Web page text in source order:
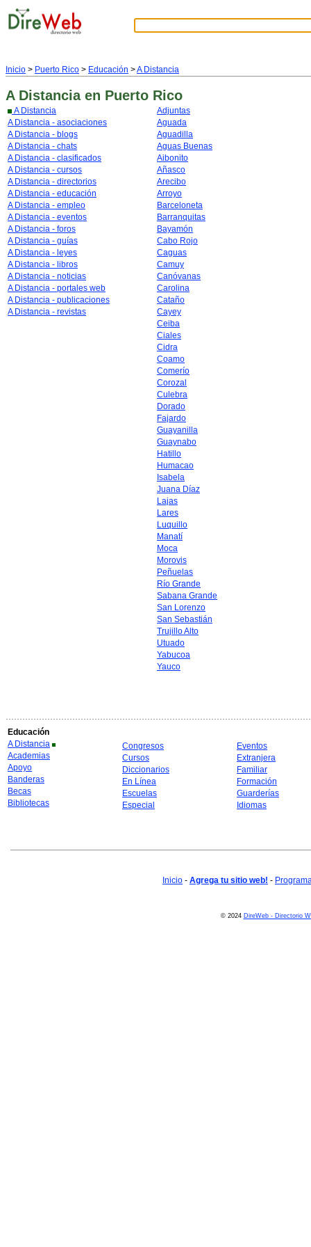
Inicio > Puerto Rico > Educación >A Distancia
A Distancia en Puerto Rico
A Distancia
A Distancia - asociaciones
A Distancia - blogs
A Distancia - chats
A Distancia - clasificados
A Distancia - cursos
A Distancia - directorios
A Distancia - educación
A Distancia - empleo
A Distancia - eventos
A Distancia - foros
A Distancia - guías
A Distancia - leyes
A Distancia - libros
A Distancia - noticias
A Distancia - portales web
A Distancia - publicaciones
A Distancia - revistas
Adjuntas
Aguada
Aguadilla
Aguas Buenas
Aibonito
Añasco
Arecibo
Arroyo
Barceloneta
Barranquitas
Bayamón
Cabo Rojo
Caguas
Camuy
Canóvanas
Carolina
Cataño
Cayey
Ceiba
Ciales
Cidra
Coamo
Comerío
Corozal
Culebra
Dorado
Fajardo
Guayanilla
Guaynabo
Hatillo
Humacao
Isabela
Juana Díaz
Lajas
Lares
Luquillo
Manatí
Moca
Morovis
Peñuelas
Río Grande
Sabana Grande
San Lorenzo
San Sebastián
Trujillo Alto
Utuado
Yabucoa
Yauco
Educación
A Distancia
Academias
Apoyo
Banderas
Becas
Bibliotecas
Congresos
Cursos
Diccionarios
En Línea
Escuelas
Especial
Eventos
Extranjera
Familiar
Formación
Guarderías
Idiomas
Inicio - Agrega tu sitio web! -
© 2024 DireWeb - Directorio